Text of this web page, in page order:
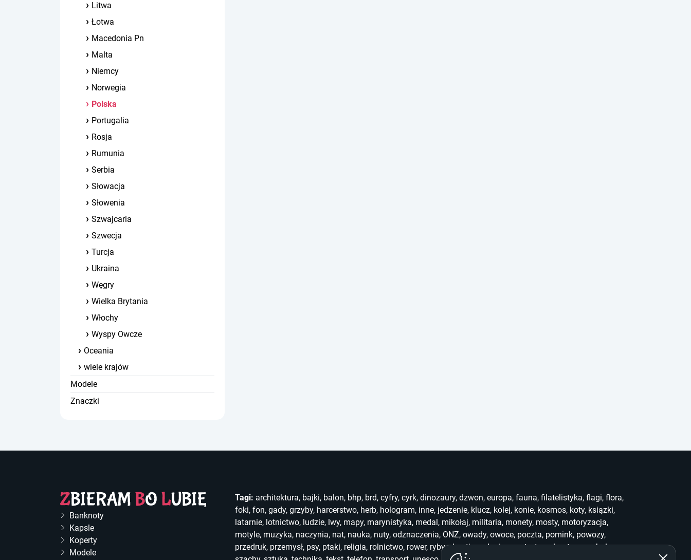
Litwa
Łotwa
Macedonia Pn
Malta
Niemcy
Norwegia
Polska
Portugalia
Rosja
Rumunia
Serbia
Słowacja
Słowenia
Szwajcaria
Szwecja
Turcja
Ukraina
Węgry
Wielka Brytania
Włochy
Wyspy Owcze
Oceania
wiele krajów
Modele
Znaczki
Banknoty
Kapsle
Koperty
Modele
Tagi: architektura, bajki, balon, bhp, brd, cyfry, cyrk, dinozaury, dzwon, europa, fauna, filatelistyka, flagi, flora,
foki, fon, gady, grzyby, harcerstwo, herb, hologram, inne, jedzenie, klucz, kolej, konie, kosmos, koty, ksiązki,
latarnie, lotnictwo, ludzie, lwy, mapy, marynistyka, medal, mikołaj, militaria, monety, mosty, motoryzacja,
motyle, muzyka, naczynia, nat, nauka, nuty, odznaczenia, ONZ, owady, owoce, poczta, pomink, powozy,
przedruk, przemysł, psy, ptaki, religia, rolnictwo, rower, ryby,skauting słonie sport stemple stra symbole